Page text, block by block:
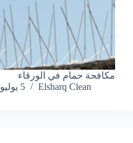
مكافحة حمام في الورقاء
Elsharq Clean
5 يوليو، 2023